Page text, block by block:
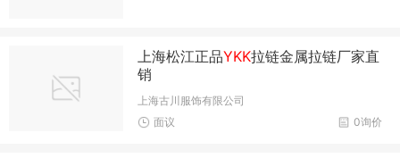
上海松江正品YKK拉链金属拉链厂家直
销
上海古川服饰有限公司
0询价
面议